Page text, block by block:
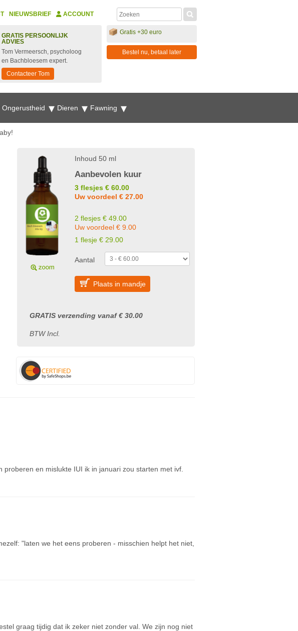
NIEUWSBRIEF ACCOUNT
GRATIS PERSOONLIJK
ADVIES
Tom Vermeersch, psycholoog
en Bachbloesem expert.
Contacteer Tom
Gratis +30 euro
Bestel nu, betaal later
Ongerustheid Dieren Fawning
Inhoud 50 ml
Aanbevolen kuur
3 flesjes € 60.00
Uw voordeel € 27.00
2 flesjes € 49.00
Uw voordeel € 9.00
1 flesje € 29.00
Aantal
Plaats in mandje
GRATIS verzending vanaf € 30.00
BTW Incl.
en mislukte IUI ik in januari zou starten met ivf.
"laten we het eens proberen - misschien helpt het niet,
graag tijdig dat ik zeker niet zonder val. We zijn nog niet